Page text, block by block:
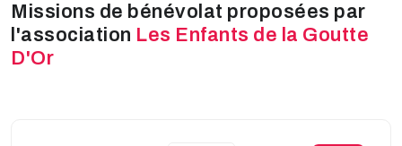
Missions de bénévolat proposées par
l'association Les Enfants de la Goutte
D'Or